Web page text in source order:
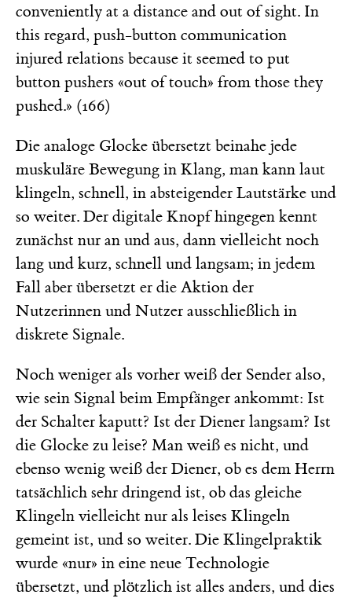
conveniently at a distance and out of sight. In
this regard, push-button communication
injured relations because it seemed to put
button pushers «out of touch» from those they
pushed.» (166)
Die analoge Glocke übersetzt beinahe jede
muskuläre Bewegung in Klang, man kann laut
klingeln, schnell, in absteigender Lautstärke und
so weiter. Der digitale Knopf hingegen kennt
zunächst nur an und aus, dann vielleicht noch
lang und kurz, schnell und langsam; in jedem
Fall aber übersetzt er die Aktion der
Nutzerinnen und Nutzer ausschließlich in
diskrete Signale.
Noch weniger als vorher weiß der Sender also,
wie sein Signal beim Empfänger ankommt: Ist
der Schalter kaputt? Ist der Diener langsam? Ist
die Glocke zu leise? Man weiß es nicht, und
ebenso wenig weiß der Diener, ob es dem Herrn
tatsächlich sehr dringend ist, ob das gleiche
Klingeln vielleicht nur als leises Klingeln
gemeint ist, und so weiter. Die Klingelpraktik
wurde «nur» in eine neue Technologie
übersetzt, und plötzlich ist alles anders, und dies